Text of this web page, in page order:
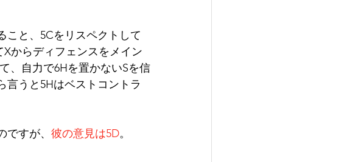
こと、5Cをリスペクトして
からディフェンスをメイン
、自力で6Hを置かないSを信
言うと5Hはベストコントラ
すが、 彼の意見は5D。